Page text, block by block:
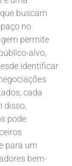
buscam
no
permite
alvo,
identificar
cada
disso,
pode
para um
bem-